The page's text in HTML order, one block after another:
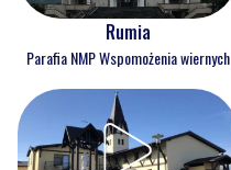
Rumia
Parafia NMP Wspomożenia wiernych